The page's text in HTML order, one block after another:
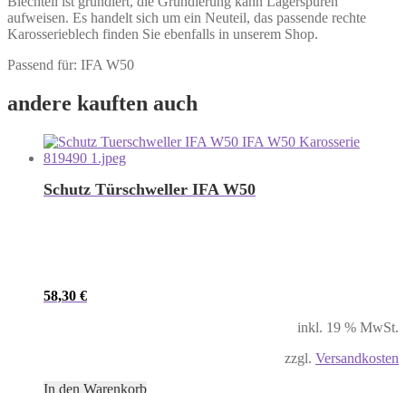
aufweisen. Es handelt sich um ein Neuteil, das passende rechte
Karosserieblech finden Sie ebenfalls in unserem Shop.
Passend für: IFA W50
andere kauften auch
Schutz Türschweller IFA W50
58,30 €
inkl. 19 % MwSt.
zzgl. Versandkosten
In den Warenkorb